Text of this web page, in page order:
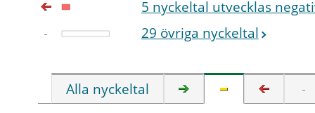
5 nyckeltal utvecklas
29 övriga nyckeltal
Alla nyckeltal